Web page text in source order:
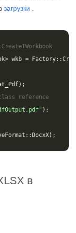
загрузки
> wkb = Factory::
);
reference
);
:: DocxX);
в